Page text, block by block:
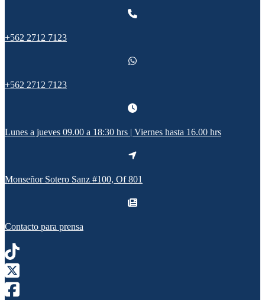
+562 2712 7123
+562 2712 7123
Lunes a jueves 09.00 a 18:30 hrs | Viernes hasta 16.00 hrs
Monseñor Sotero Sanz #100, Of 801
Contacto para prensa